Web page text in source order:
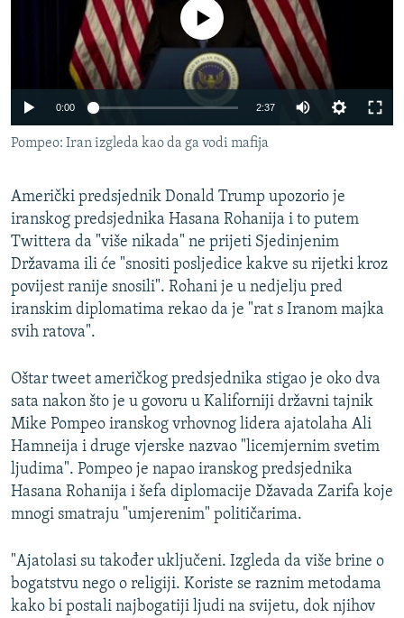
ISPRIČAJ MI
DNEVNO@RSE
SPECIJALI RSE
VIŠE OD NASLOVA
GENOCID U SREBRENICI
TV LIBERTY
POST SCRIPTUM
MOJA EVROPA
TRI DECENIJE OD RATA U BIH
NASTANAK I RASPAD JUGOSLAVIJE
PRATITE NAS
Sve RFE/RL stranice
No media source currently available
0:00 2:37
Pompeo: Iran izgleda kao da ga vodi mafija
Američki predsjednik Donald Trump upozorio je
iranskog predsjednika Hasana Rohanija i to putem
Twittera da "više nikada" ne prijeti Sjedinjenim
Državama ili će "snositi posljedice kakve su rijetki kroz
povijest ranije snosili". Rohani je u nedjelju pred
iranskim diplomatima rekao da je "rat s Iranom majka
svih ratova".
Oštar tweet američkog predsjednika stigao je oko dva
sata nakon što je u govoru u Kaliforniji državni tajnik
Mike Pompeo iranskog vrhovnog lidera ajatolaha Ali
Hamneija i druge vjerske nazvao "licemjernim svetim
ljudima". Pompeo je napao iranskog predsjednika
Hasana Rohanija i šefa diplomacije Džavada Zarifa koje
mnogi smatraju "umjerenim" političarima.
"Ajatolasi su također uključeni. Izgleda da više brine o
bogatstvu nego o religiji. Koriste se raznim metodama
kako bi postali najbogatiji ljudi na svijetu, dok njihov